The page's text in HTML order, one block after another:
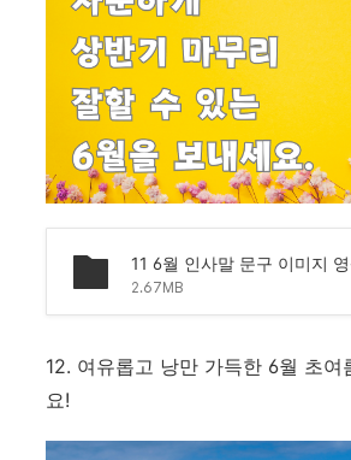
2.67MB
12. 여유롭고 낭만 가득한 6월 초여
요!